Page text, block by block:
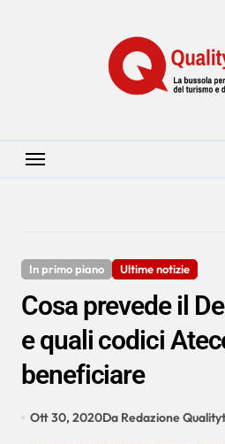
In primo piano Ultime notizie
Cosa prevede il
e quali codici
beneficiare
Ott 30, 2020Da Redazione